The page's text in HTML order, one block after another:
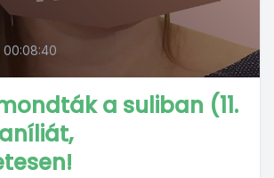
00:08:40
a suliban (11.